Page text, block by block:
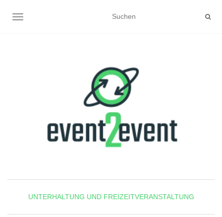
NAVIGATION UMSCHALTEN
UNTERHALTUNG UND FREIZEITVERANSTALTUNG